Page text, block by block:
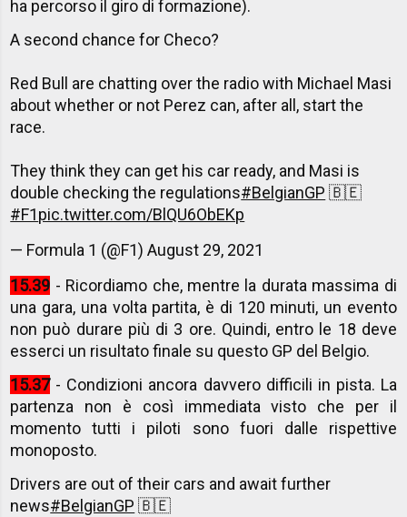
ha percorso il giro di formazione).
A second chance for Checo?
Red Bull are chatting over the radio with Michael Masi
about whether or not Perez can, after all, start the
race.
They think they can get his car ready, and Masi is
double checking the regulations#BelgianGP 🇧🇪
#F1pic.twitter.com/BlQU6ObEKp
— Formula 1 (@F1)August 29, 2021
15.39 - Ricordiamo che, mentre la durata massima di
una gara, una volta partita, è di 120 minuti, un evento
non può durare più di 3 ore. Quindi, entro le 18 deve
esserci un risultato finale su questo GP del Belgio.
15.37- Condizioni ancora davvero difficili in pista. La
partenza non è così immediata visto che per il
momento tutti i piloti sono fuori dalle rispettive
monoposto.
Drivers are out of their cars and await further
news#BelgianGP 🇧🇪